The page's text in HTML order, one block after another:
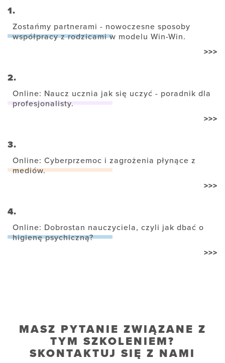
1.
Zostańmy partnerami - nowoczesne sposoby
współpracy z rodzicami w modelu Win-Win.
>>>
2.
Online: Naucz ucznia jak się uczyć - poradnik dla
profesjonalisty.
>>>
3.
Online: Cyberprzemoc i zagrożenia płynące z
mediów.
>>>
4.
Online: Dobrostan nauczyciela, czyli jak dbać o
higienę psychiczną?
>>>
MASZ PYTANIE ZWIĄZANE Z
TYM SZKOLENIEM?
SKONTAKTUJ SIĘ Z NAMI